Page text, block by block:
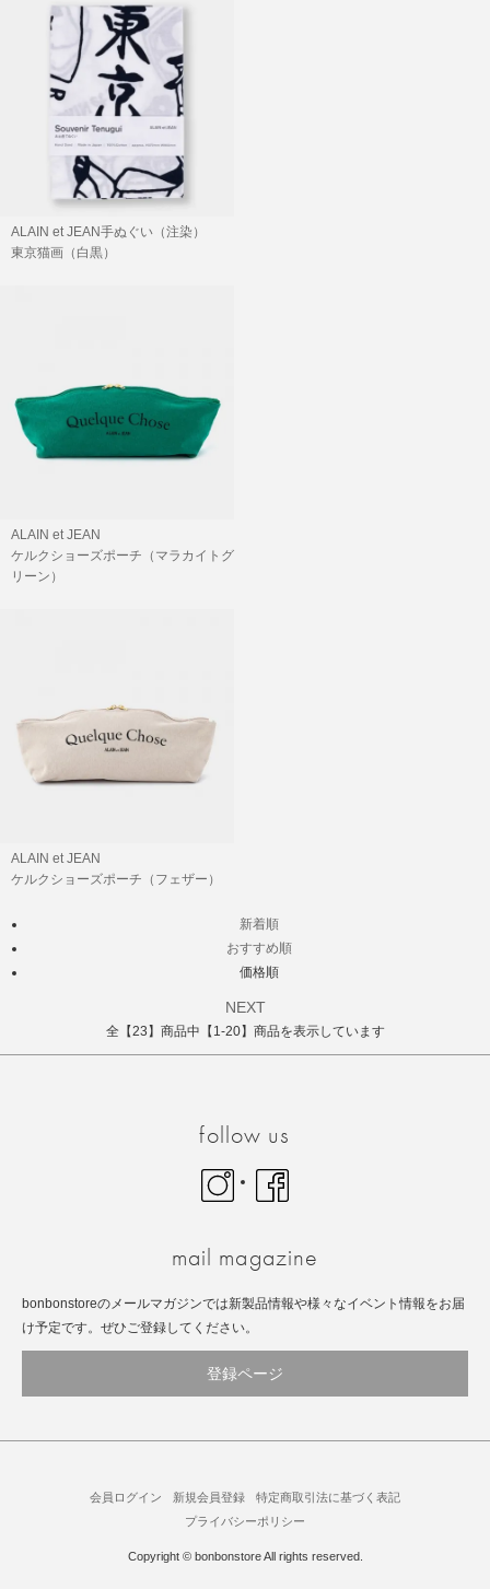
ALAIN et JEAN手ぬぐい（注染）
東京猫画（白黒）
ALAIN et JEAN
ケルクショーズポーチ（マラカイトグ
リーン）
ALAIN et JEAN
ケルクショーズポーチ（フェザー）
新着順
おすすめ順
価格順
NEXT
全【23】商品中【1-20】商品を表示しています
follow us
Instagram
mail magazine
bonbonstoreのメールマガジンでは新製品情報や様々なイベント情報をお届
け予定です。ぜひご登録してください。
登録ページ
会員ログイン 新規会員登録
特定商取引法に基づく表記
プライバシーポリシー
Copyright © bonbonstore All rights reserved.